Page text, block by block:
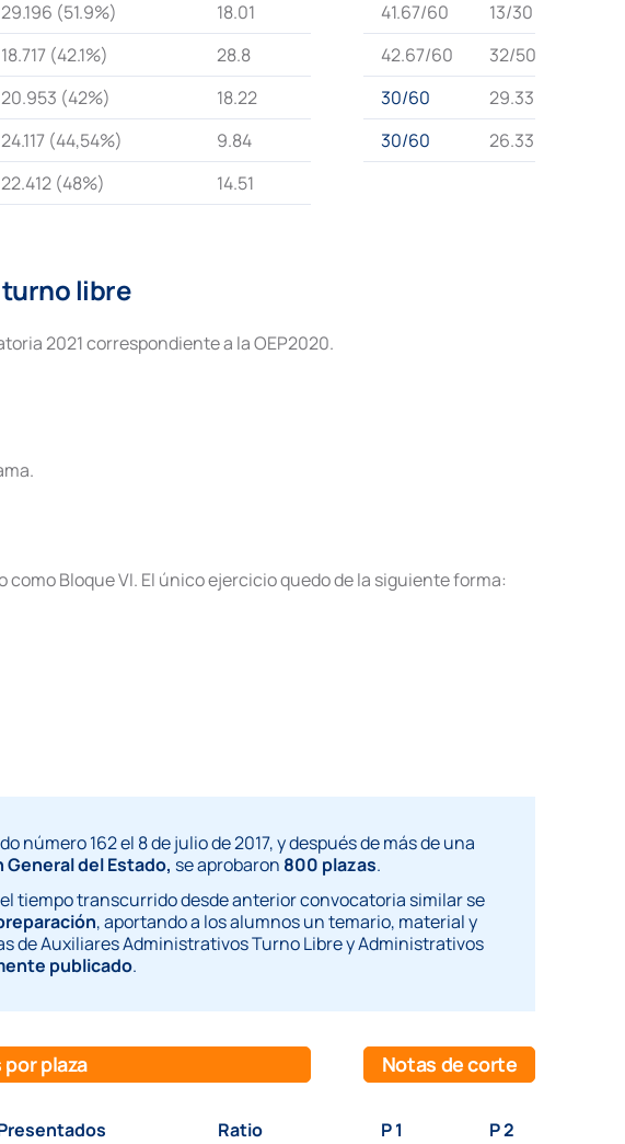
29.196 (51.9%)
18.01
18.717 (42.1%)
28.8
20.953 (42%)
18.22
24.117 (44,54%)
9.84
22.412 (48%) 14.51
41.67/60
13/30
42.67/60
32/50
30/60
29.33/50
30/60
26.33/50
libre
2021 correspondiente a la OEP2020.
Bloque VI. El único ejercicio quedo de la siguiente forma:
número 162 el 8 de julio de 2017, y después de más de una
del Estado, se aprobaron 800 plazas.
tiempo transcurrido desde anterior convocatoria similar se
, aportando a los alumnos un temario, material y
de Auxiliares Administrativos Turno Libre y Administrativos
publicado.
plaza
Ratio
Notas de corte
P 1
P 2